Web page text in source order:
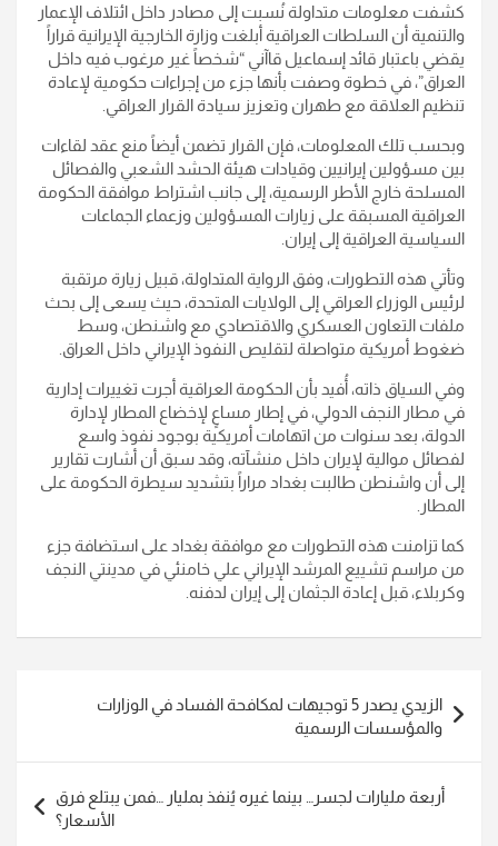
كشفت معلومات متداولة نُسبت إلى مصادر داخل ائتلاف الإعمار
والتنمية أن السلطات العراقية أبلغت وزارة الخارجية الإيرانية قراراً
يقضي باعتبار قائد إسماعيل قاآني “شخصاً غير مرغوب فيه داخل
العراق”، في خطوة وصفت بأنها جزء من إجراءات حكومية لإعادة
تنظيم العلاقة مع طهران وتعزيز سيادة القرار العراقي.
وبحسب تلك المعلومات، فإن القرار تضمن أيضاً منع عقد لقاءات
بين مسؤولين إيرانيين وقيادات هيئة الحشد الشعبي والفصائل
المسلحة خارج الأطر الرسمية، إلى جانب اشتراط موافقة الحكومة
العراقية المسبقة على زيارات المسؤولين وزعماء الجماعات
السياسية العراقية إلى إيران.
وتأتي هذه التطورات، وفق الرواية المتداولة، قبيل زيارة مرتقبة
لرئيس الوزراء العراقي إلى الولايات المتحدة، حيث يسعى إلى بحث
ملفات التعاون العسكري والاقتصادي مع واشنطن، وسط
ضغوط أمريكية متواصلة لتقليص النفوذ الإيراني داخل العراق.
وفي السياق ذاته، أُفيد بأن الحكومة العراقية أجرت تغييرات إدارية
في مطار النجف الدولي، في إطار مساعٍ لإخضاع المطار لإدارة
الدولة، بعد سنوات من اتهامات أمريكية بوجود نفوذ واسع
لفصائل موالية لإيران داخل منشآته، وقد سبق أن أشارت تقارير
إلى أن واشنطن طالبت بغداد مراراً بتشديد سيطرة الحكومة على
المطار.
كما تزامنت هذه التطورات مع موافقة بغداد على استضافة جزء
من مراسم تشييع المرشد الإيراني علي خامنئي في مدينتي النجف
وكربلاء، قبل إعادة الجثمان إلى إيران لدفنه.
المقالات
الزيدي يصدر 5 توجيهات لمكافحة الفساد في الوزارات
والمؤسسات الرسمية
أربعة مليارات لجسر… بينما غيره يُنفذ بمليار …فمن يبتلع فرق
الأسعار؟